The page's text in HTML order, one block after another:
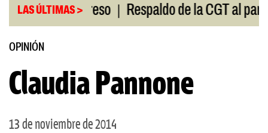
LAS ÚLTIMAS >
en el Congreso | Respaldo de la CGT al paro
OPINIÓN
Claudia Pannone
13 de noviembre de 2014